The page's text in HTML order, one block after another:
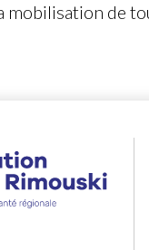
mobilisation de